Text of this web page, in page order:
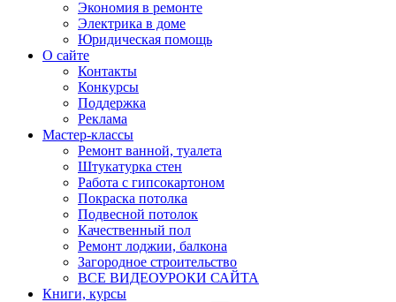
Экономия в ремонте
Электрика в доме
Юридическая помощь
О сайте
Контакты
Конкурсы
Поддержка
Реклама
Мастер-классы
Ремонт ванной, туалета
Штукатурка стен
Работа с гипсокартоном
Покраска потолка
Подвесной потолок
Качественный пол
Ремонт лоджии, балкона
Загородное строительство
ВСЕ ВИДЕОУРОКИ САЙТА
Книги, курсы